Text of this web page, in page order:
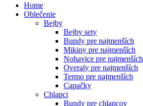
Home
Oblečenie
Bejby
Bejby sety
Bundy pre najmenších
Mikiny pre najmenších
Nohavice pre najmenších
Overaly pre najmenších
Termo pre najmenších
Capačky
Chlapci
Bundy pre chlapcov